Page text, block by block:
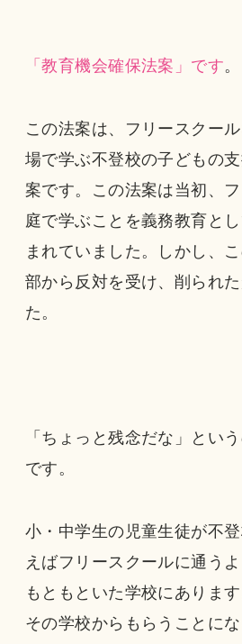
「教育機会確保法案」です。
この法案は、フリースクー
場で学ぶ不登校の子どもの
案です。この法案は当初、
庭で学ぶことを義務教育と
まれていました。しかし、
部から反対を受け、削られ
た。
「ちょっと残念だな」とい
です。
小・中学生の児童生徒が不
えばフリースクールに通う
もともといた学校にありま
その学校からもらうことに